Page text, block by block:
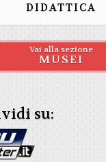
DIDATTICA
Vai alla sezione
MUSEI
su: